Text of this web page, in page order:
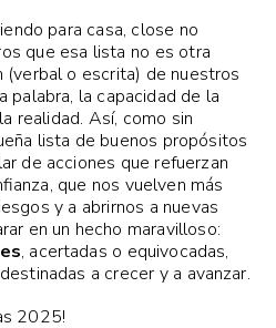
para casa, close no
que esa lista no es otra
(verbal o escrita) de nuestros
palabra, la capacidad de la
realidad. Así, como sin
lista de buenos propósitos
de acciones que refuerzan
que nos vuelven más
y a abrirnos a nuevas
en un hecho maravilloso:
, acertadas o equivocadas,
a crecer y a avanzar.
2025!